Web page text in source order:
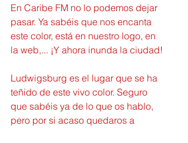
En Caribe FM no lo podemos dejar
pasar. Ya sabéis que nos encanta
este color, está en nuestro logo, en
la web,... ¡Y ahora inunda la ciudad!
Ludwigsburg es el lugar que se ha
teñido de este vivo color. Seguro
que sabéis ya de lo que os hablo,
pero por si acaso quedaros a